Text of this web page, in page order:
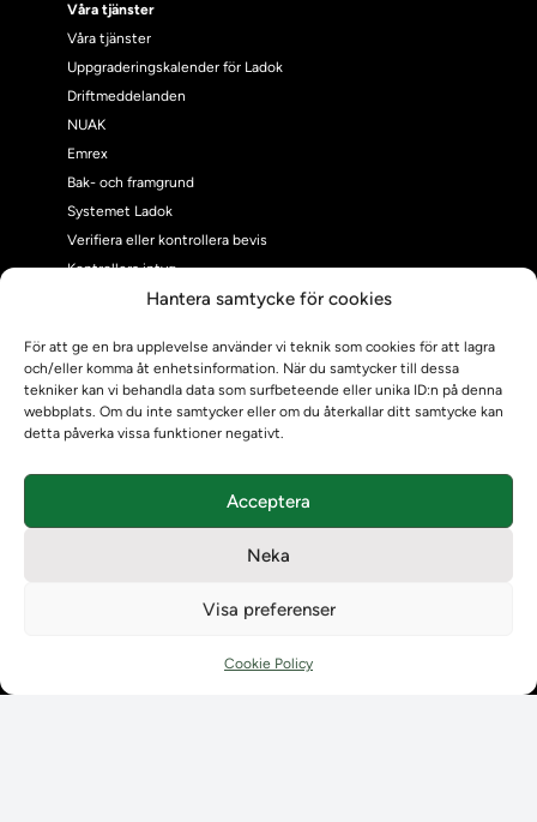
Hantera samtycke för cookies
För att ge en bra upplevelse använder vi teknik som cookies för att lagra
och/eller komma åt enhetsinformation. När du samtycker till dessa
tekniker kan vi behandla data som surfbeteende eller unika ID:n på denna
webbplats. Om du inte samtycker eller om du återkallar ditt samtycke kan
detta påverka vissa funktioner negativt.
Acceptera
Neka
Visa preferenser
Cookie Policy
Våra tjänster
Våra tjänster
Uppgraderingskalender för Ladok
Driftmeddelanden
NUAK
Emrex
Bak- och framgrund
Systemet Ladok
Verifiera eller kontrollera bevis
Kontrollera intyg
Om Ladokkonsortiet
Ladokkonsortiet internationellt
Vision, strategi och produktplan
Teamens sammansättning och arbetet på Ladokkonsortiet
Användarkontakter
Policyer och dokument
Kontaktuppgifter till lärosätenas Ladoksupport
Kontaktuppgifter till Ladokkonsortiet